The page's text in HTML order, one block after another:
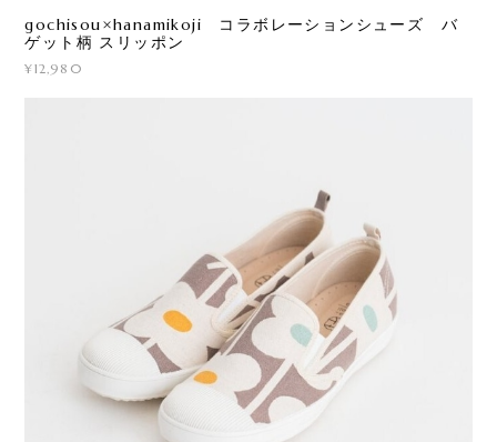
gochisou×hanamikoji コラボレーションシューズ バ
ゲット柄 スリッポン
¥12,980